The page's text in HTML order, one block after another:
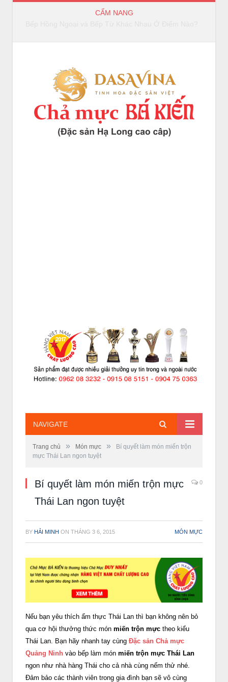
CẨM NANG
NAVIGATE
Trang chủ » Món mực »
Bí quyết làm món miến trộn
mực Thái Lan ngon tuyệt
Bí quyết làm món miến trộn mực
Thái Lan ngon tuyệt
0
BY HẢI MINH ON THÁNG 3 6, 2015 MÓN MỰC
Nếu bạn yêu thích ẩm thực Thái Lan thì bạn không nên bỏ
qua cơ hội thưởng thức món miến trộn mực theo kiểu
Thái Lan. Bạn hãy nhanh tay cùng Đặc sản Chả mực
Quảng Ninh vào bếp làm món miến trộn mực Thái Lan
ngon như nhà hàng Thái cho cả nhà cùng nếm thử nhé.
Đảm bảo các thành viên trong gia đình bạn sẽ vô cùng